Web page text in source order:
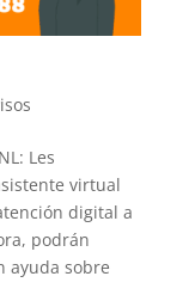
Les
virtual
digital a
podrán
ayuda sobre